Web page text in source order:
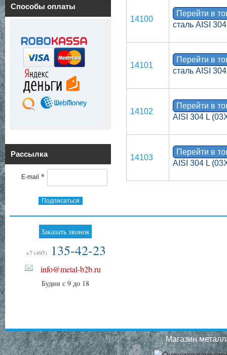
Способы оплаты
Рассылка
E-mail *
Подписаться
14100
Перейти в
сталь AISI
14101
Перейти в
сталь AISI
14102
Перейти в
AISI 304 L
14103
Перейти в
AISI 304 L
Заказать звонок
+7 (495) 135-42-23
info@metal-b2b.ru
Будни с 9 до 18
Магазин